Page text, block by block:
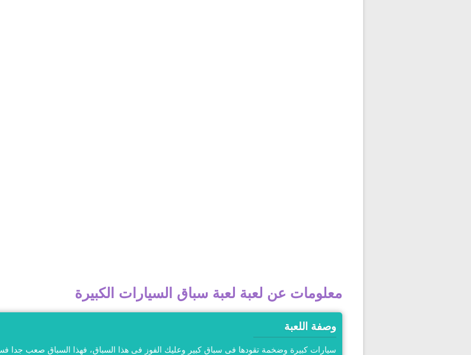
معلومات عن لعبة لعبة سباق السيارات الكبيرة
وصفة اللعبة
سيارات كبيرة وضخمة تقودها فى سباق كبير وعليك الفوز فى هذا السباق، فهذا السباق صعب جدا